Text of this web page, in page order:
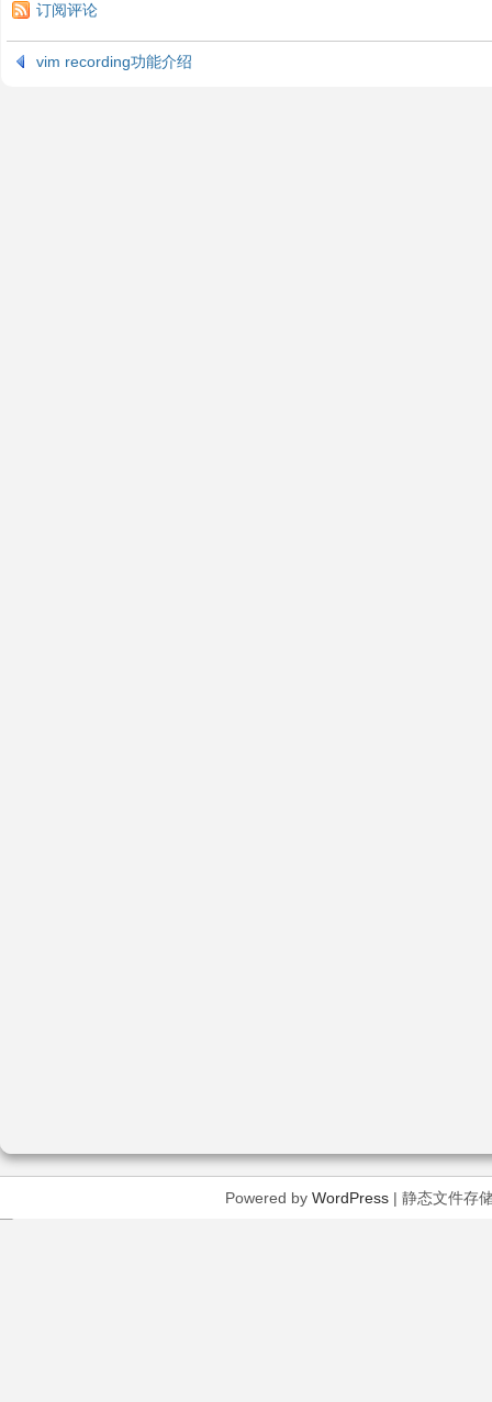
订阅评论
vim recording功能介绍
Powered by WordPress| 静态文件存